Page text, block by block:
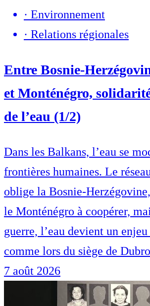
· Environnement
· Relations régionales
Entre Bosnie-
et Monténégro,
de l’eau (1/2)
Dans les Balkans, l’eau se
frontières humaines. Le
oblige la Bosnie-
le Monténégro à coopérer,
guerre, l’eau devient un
comme lors du siège de
7 août 2026